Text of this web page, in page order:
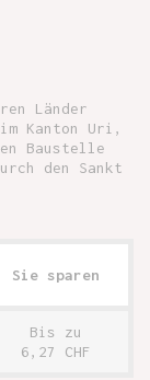
Länder
Kanton Uri,
Baustelle
den Sankt
Sie sparen
Bis zu
6,27 CHF